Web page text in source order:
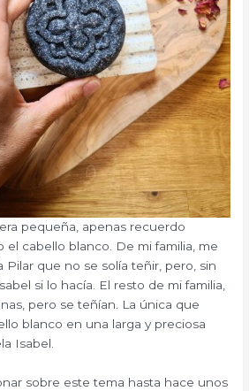
pequeña, apenas recuerdo
el cabello blanco. De mi familia, me
Pilar que no se solía teñir, pero, sin
si lo hacía. El resto de mi familia,
pero se teñían. La única que
blanco en una larga y preciosa
Isabel.
sobre este tema hasta hace unos